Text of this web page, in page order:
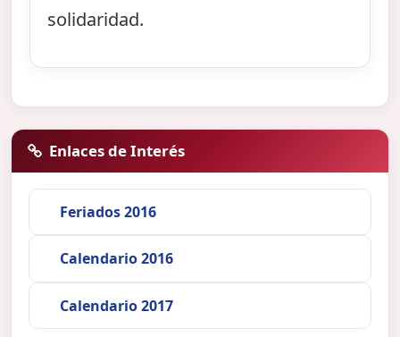
solidaridad.
Enlaces de Interés
Feriados 2016
Calendario 2016
Calendario 2017